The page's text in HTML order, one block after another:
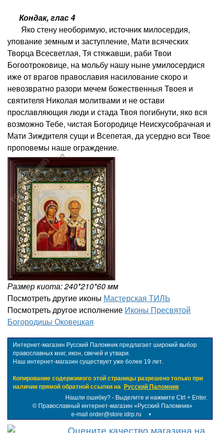
Кондак, глас 4
Яко стену необоримую, источник милосердия,
упование земным и заступление, Мати всяческих
Творца Всесветлая, Тя стяжавши, раби Твои
Богоотроковице, на мольбу нашу ныне умилосердися
иже от врагов православия насилование скоро и
невозвратно разори мечем божественныя Твоея и
святителя Николая молитвами и не остави
прославляющия люди и стада Твоя погибнути, яко вся
возможно Тебе, чистая Богородице Неискусобрачная и
Мати Зиждителя сущи и Всепетая, да усердно вси Твое
проповемы наше ограждение.
Размер киота: 240*210*60 мм
Посмотреть другие иконы Мастерская ТИЛЬ
Посмотреть другое исполнение Иконы Пресвятой
Богородицы Оковецкая
Интернет-магазин Русский Паломник предлагает широкий выбор
православных книг, икон, свечей и утвари.
Наш интернет-магазин существует уже более 19 лет.
Копирование содержимого этой страницы разрешено только при
наличии прямой обратной ссылки на Русский Паломник
Нашли ошибку? - Выделите и нажмите Ctrl + Enter.
© Православный интернет-магазин «Русский Паломник»
e-mail order@store.idrp.ru •